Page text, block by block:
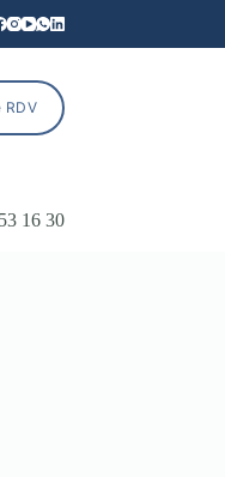
RDV
16 30